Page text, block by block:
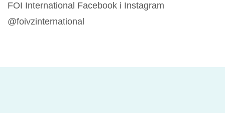
FOI International Facebook i Instagram
@foivzinternational